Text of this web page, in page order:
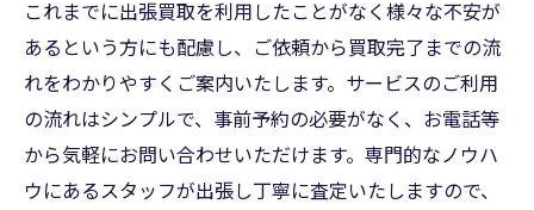
これまでに出張買取を利用したことがなく様々な不安が
あるという方にも配慮し、ご依頼から買取完了までの流
れをわかりやすくご案内いたします。サービスのご利用
の流れはシンプルで、事前予約の必要がなく、お電話等
から気軽にお問い合わせいただけます。専門的なノウハ
ウにあるスタッフが出張し丁寧に査定いたしますので、